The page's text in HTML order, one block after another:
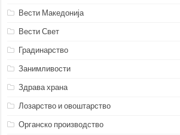
Вести Македонија
Вести Свет
Градинарство
Занимливости
Здрава храна
Лозарство и овоштарство
Органско производство